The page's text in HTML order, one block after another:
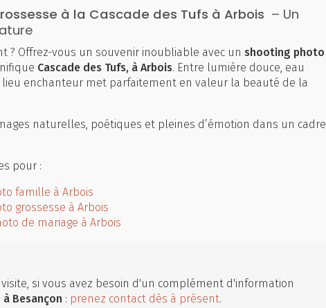
à la Cascade des Tufs à Arbois – Un
? Offrez-vous un souvenir inoubliable avec un shooting photo
Cascade des Tufs, à Arbois. Entre lumière douce, eau
enchanteur met parfaitement en valeur la beauté de la
naturelles, poétiques et pleines d’émotion dans un cadre
pour :
famille à Arbois
grossesse à Arbois
de mariage à Arbois
si vous avez besoin d'un complément d'information
à Besançon : prenez contact dès à présent.